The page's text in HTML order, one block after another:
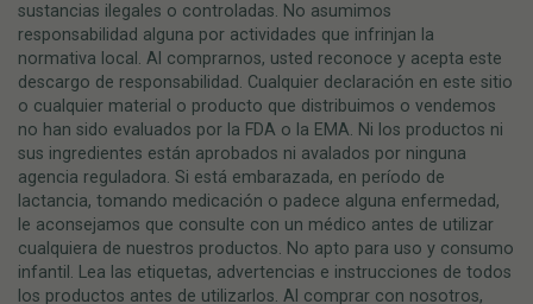
sustancias ilegales o controladas. No asumimos
responsabilidad alguna por actividades que infrinjan la
normativa local. Al comprarnos, usted reconoce y acepta este
descargo de responsabilidad. Cualquier declaración en este sitio
o cualquier material o producto que distribuimos o vendemos
no han sido evaluados por la FDA o la EMA. Ni los productos ni
sus ingredientes están aprobados ni avalados por ninguna
agencia reguladora. Si está embarazada, en período de
lactancia, tomando medicación o padece alguna enfermedad,
le aconsejamos que consulte con un médico antes de utilizar
cualquiera de nuestros productos. No apto para uso y consumo
infantil. Lea las etiquetas, advertencias e instrucciones de todos
los productos antes de utilizarlos. Al comprar con nosotros,